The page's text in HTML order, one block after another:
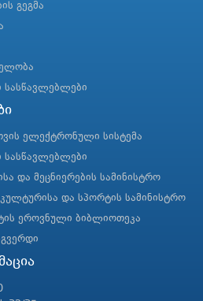
გეგმა
სასწავლებლები
ელექტრონული სისტემა
სასწავლებლები
და მეცნიერების სამინისტრო
და სპორტის სამინისტრო
ეროვნული ბიბლიოთეკა